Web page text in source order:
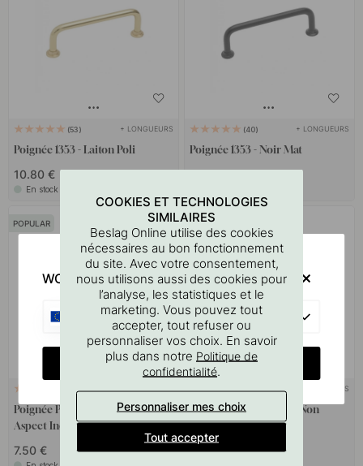
53 + LONGUEURS
Poignée 1353 - Laiton Poli
10.80 €
En stock
40 + LONGUEURS
Poignée 1353 - Noir Mat
6.20 €
POPULAR
31
Poignée Profilée Edge Straight -
Aspect Inoxydable
7.50 €
POPULAR
29 + COULEURS
Poignée Pinta - Chêne Non
Traité
14 €
COOKIES ET TECHNOLOGIES
SIMILAIRES
Beslag Online utilise des cookies
nécessaires au bon fonctionnement
du site. Avec votre consentement,
nous utilisons aussi des cookies pour
l’analyse, les statistiques et le
marketing. Vous pouvez tout
accepter, tout refuser ou
personnaliser vos choix. En savoir
plus dans notre Politique de
confidentialité.
Personnaliser mes choix
Tout accepter
WOULD YOU RATHER VISIT?
CHANGE COUNTRY